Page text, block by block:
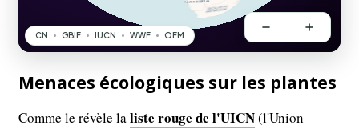
Menaces écologiques sur les plantes
Comme le révèle laliste rouge de l'UICN(l'Union